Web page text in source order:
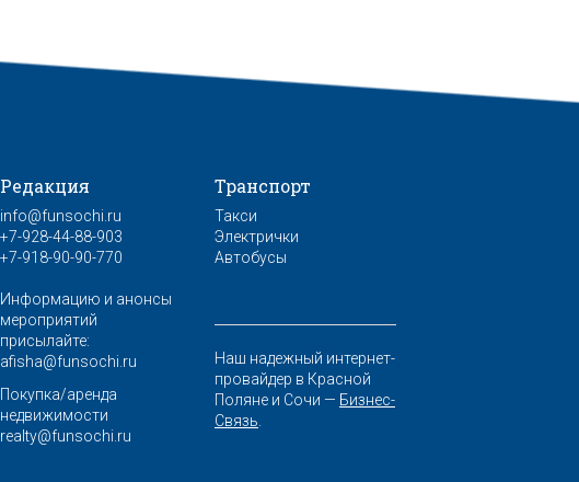
Редакция
info@funsochi.ru
+7-928-44-88-903
+7-918-90-90-770
Информацию и анонсы
мероприятий
присылайте:
afisha@funsochi.ru
Покупка/аренда
недвижимости
realty@funsochi.ru
Транспорт
Такси
Электрички
Автобусы
Наш надежный интернет-
провайдер в Красной
Поляне и Сочи — Бизнес-
Связь